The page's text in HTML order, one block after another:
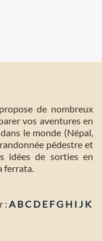
de nombreux
vos aventures en
le monde (Népal,
pédestre et
idées de sorties en
ferrata.
: A BC D E FG H I J K